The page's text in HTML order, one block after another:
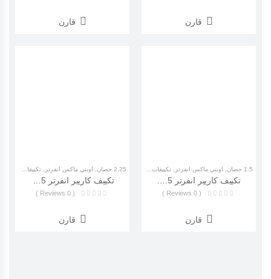
قارن
1.5 حصان , أوبتي ماكس انفرتر , تكييفات كاريير
تكييف كاريير انفرتر 1.5 بارد أوبتي ماكس (Carrir Optimax Inverter ) 53KHCT12DN-708F
( 0 Reviews )
قارن
قارن
2.25 حصان , أوبتي ماكس انفرتر , تكييفات كاريير
تكييف كاريير انفرتر 2.25 بارد ساخن أوبتي ماكس (Carrir Optimax Inverter) 53HC18DN_708
( 0 Reviews )
قارن